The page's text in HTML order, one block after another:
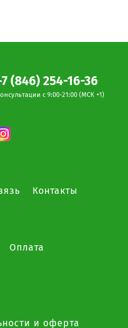
Контакты
Оплата
и оферта
(846) 254-16-36
c 9:00-21:00 (МСК +1)